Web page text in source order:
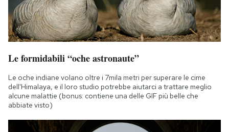
Le formidabili “oche astronaute”
Le oche indiane volano oltre i 7mila metri per superare le cime
dell'Himalaya, e il loro studio potrebbe aiutarci a trattare meglio
alcune malattie (bonus: contiene una delle GIF più belle che
abbiate visto)